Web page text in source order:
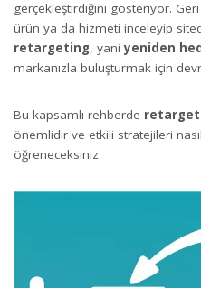
gerçekleştirdiğini gösteriyor. Geri
ürün ya da hizmeti inceleyip
retargeting , yaniyeniden
markanızla buluşturmak için
Bu kapsamlı rehberde
önemlidir ve etkili stratejileri
öğreneceksiniz.